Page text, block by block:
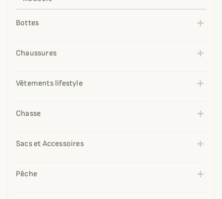
Bottes
Chaussures
Vêtements lifestyle
Chasse
Sacs et Accessoires
Pêche